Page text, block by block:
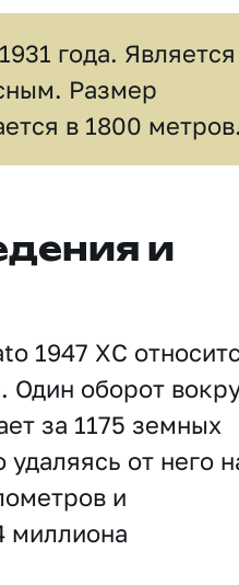
года. Является
Размер
в 1800
и
1947 XC
Один оборот
за 1175 земных
от него
и
миллиона